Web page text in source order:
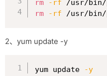
rm
-rf /usr/bin/
rm
-rf /usr/bin/
2、yum update -y
yum update -y